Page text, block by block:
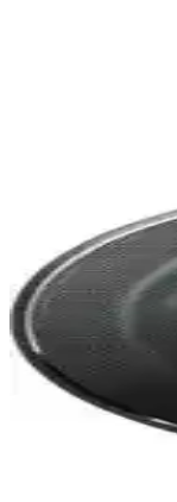
Pioneer TS-
Pioneer TS-
Boschmann
Boschmann
Leone 160VW
Leone 160VW 16
Polaxtor 2 Adet
Polaxtor'un 13 cm
Pioneer TS-
Pioneer TS-